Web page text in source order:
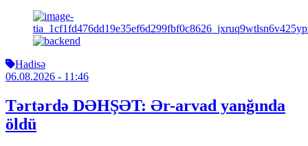
Hadisə
06.08.2026 - 11:46
Tərtərdə DƏHŞƏT: Ər-arvad yanğında
öldü